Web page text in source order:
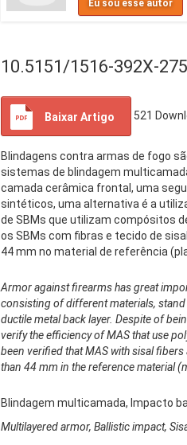
Eu sou esse autor
10.5151/1516-392X-
Baixar Artigo
521
Blindagens contra armas de fogo
sistemas de blindagem
camada cerâmica frontal, uma
sintéticos, uma alternativa é a
de SBMs que utilizam compósitos
os SBMs com fibras e tecido de
44 mm no material de referência
Armor against firearms has great
consisting of different materials, stand
ductile metal back layer. Despite of
verify the efficiency of MAS that use
been verified that MAS with sisal
than 44 mm in the reference material
Blindagem multicamada, Impacto
Multilayered armor, Ballistic impact,